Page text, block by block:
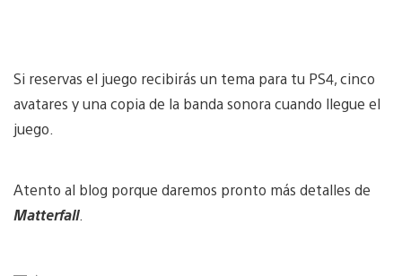
Si reservas el juego recibirás un tema para tu PS4, cinco
avatares y una copia de la banda sonora cuando llegue el
juego.
Atento al blog porque daremos pronto más detalles de
Matterfall.